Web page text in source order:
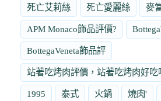
死亡艾莉絲 死亡愛麗絲 麥
APM Monaco飾品評價?
BottegaVeneta飾品評
站著吃烤肉評價，站著吃烤肉好吃
1995 泰式 火鍋 燒肉'